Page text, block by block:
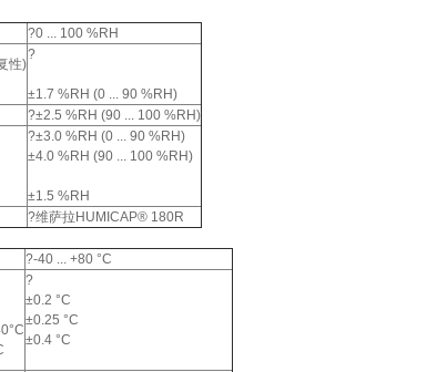
?0 ... 100 %RH
性)
?
±1.7 %RH (0 ... 90 %RH)
?±2.5 %RH (90 ... 100 %RH)
?±3.0 %RH (0 ... 90 %RH)
±4.0 %RH (90 ... 100 %RH)
±1.5 %RH
?维萨拉HUMICAP® 180R
?-40 ... +80 °C
?
±0.2 °C
±0.25 °C
±0.4 °C